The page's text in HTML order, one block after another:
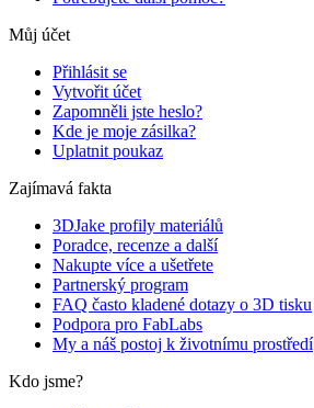
Můj účet
Přihlásit se
Vytvořit účet
Zapomněli jste heslo?
Kde je moje zásilka?
Uplatnit poukaz
Zajímavá fakta
3DJake profily materiálů
Poradce, recenze a další
Nakupte více a ušetřete
Partnerský program
FAQ často kladené dotazy o 3D tisku
Podpora pro FabLabs
My a náš postoj k životnímu prostředí
Kdo jsme?